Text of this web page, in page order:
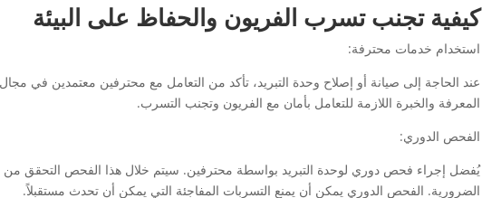
كيفية تجنب تسرب الفريون والحفاظ على البيئة
استخدام خدمات محترفة:
عند الحاجة إلى صيانة أو إصلاح وحدة التبريد، تأكد من التعامل مع محترفين معتمدين في
المعرفة والخبرة اللازمة للتعامل بأمان مع الفريون وتجنب التسرب.
الفحص الدوري:
يُفضل إجراء فحص دوري لوحدة التبريد بواسطة محترفين. سيتم خلال هذا الفحص التحقق من
الضرورية. الفحص الدوري يمكن أن يمنع التسربات المفاجئة التي يمكن أن تحدث مستقبلاً.